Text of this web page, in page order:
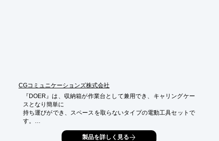
CGコミュニケーションズ株式会社
『DOER』は、収納箱が作業台として兼用でき、キャリングケー
スとなり簡単に
持ち運びができ、スペースを取らないタイプの電動工具セットで
す。
最大20Vのリチウム電池付きで、各工具はブラシレスモーター搭
製品を詳しく見る